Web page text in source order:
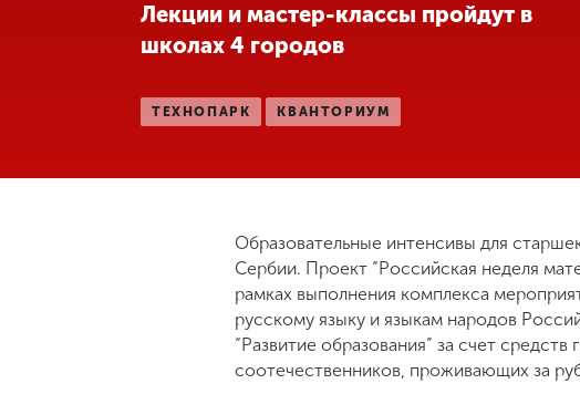
Другие виды
Лекции и мастер-классы пройдут в
школах 4 городов
ТЕХНОПАРК КВАНТОРИУМ
Образовательные интенсивы для
Сербии. Проект “Российская неделя
рамках выполнения комплекса
русскому языку и языкам народов
“Развитие образования” за счет
соотечественников, проживающих за